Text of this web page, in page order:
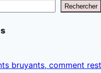
Rechercher
bruyants, comment